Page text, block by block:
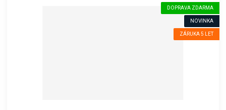
DOPRAVA ZDARMA
NOVINKA
ZÁRUKA 5 LET